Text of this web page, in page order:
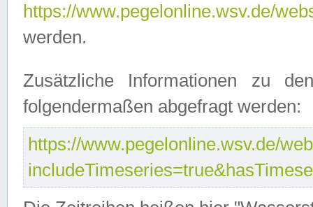
https://www.pegelonline.wsv.de/
werden.
Zusätzliche Informationen zu
folgendermaßen abgefragt werden:
https://www.pegelonline.wsv.de/